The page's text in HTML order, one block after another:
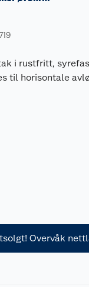
i rustfritt,
til horisontale
Overvåk